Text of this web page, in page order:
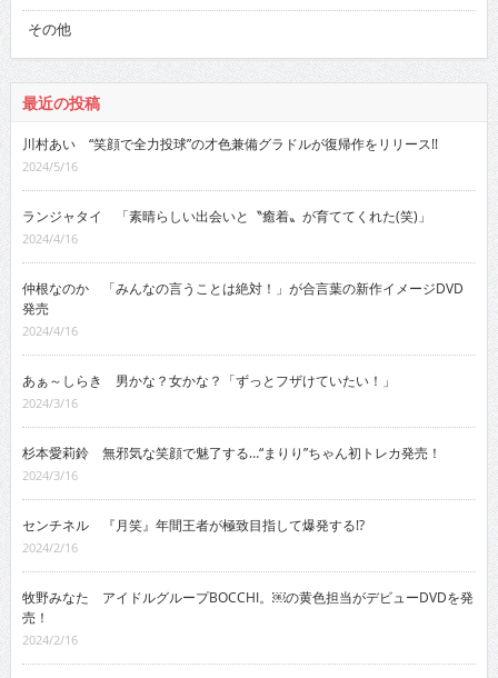
その他
最近の投稿
川村あい “笑顔で全力投球”の才色兼備グラドルが復帰作をリリース!!
2024/5/16
ランジャタイ 「素晴らしい出会いと〝癒着〟が育ててくれた(笑)」
2024/4/16
仲根なのか 「みんなの言うことは絶対！」が合言葉の新作イメージDVD
発売
2024/4/16
あぁ～しらき 男かな？女かな？「ずっとフザけていたい！」
2024/3/16
杉本愛莉鈴 無邪気な笑顔で魅了する…“まりり”ちゃん初トレカ発売！
2024/3/16
センチネル 『月笑』年間王者が極致目指して爆発する!?
2024/2/16
牧野みなた アイドルグループBOCCHI。￼の黄色担当がデビューDVDを発
売！
2024/2/16